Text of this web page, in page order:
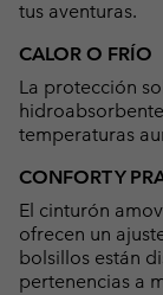
tus aventuras.
CALOR O FRÍO
La protección
temperaturas
CONFORT Y
El cinturón
ofrecen un
bolsillos están
pertenencias a